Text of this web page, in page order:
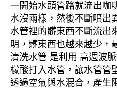
一開始水頭管路就流出咖
水沒兩樣，然後不斷噴出
水管裡的髒東西不斷流出
明，髒東西也越來越少，
清洗水管 是利用 高週波
檬酸打入水管，讓水管管
透過空氣與水混合，產生